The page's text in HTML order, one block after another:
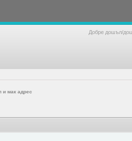
Добре дошъл/
и мак адрес